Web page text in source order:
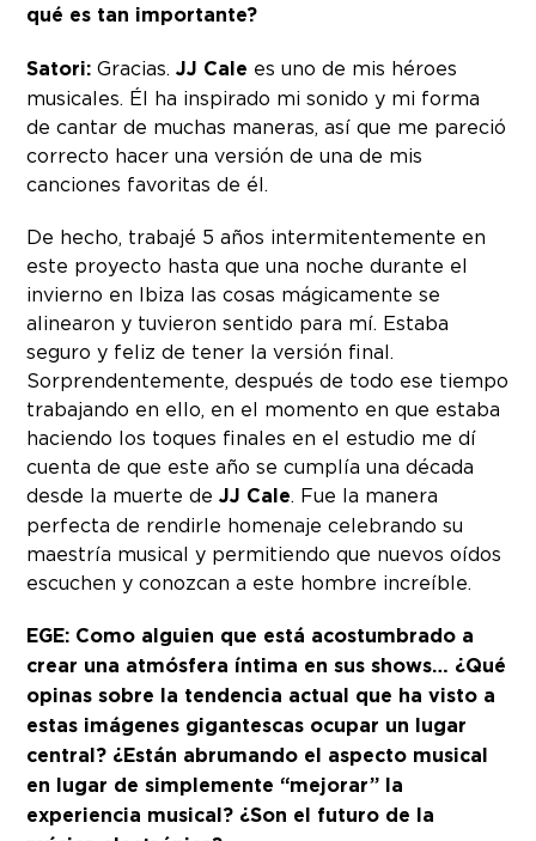
qué es tan importante?
Satori: Gracias.JJ Cale es uno de mis héroes
musicales. Él ha inspirado mi sonido y mi forma
de cantar de muchas maneras, así que me pareció
correcto hacer una versión de una de mis
canciones favoritas de él.
De hecho, trabajé 5 años intermitentemente en
este proyecto hasta que una noche durante el
invierno en Ibiza las cosas mágicamente se
alinearon y tuvieron sentido para mí. Estaba
seguro y feliz de tener la versión final.
Sorprendentemente, después de todo ese tiempo
trabajando en ello, en el momento en que estaba
haciendo los toques finales en el estudio me dí
cuenta de que este año se cumplía una década
desde la muerte deJJ Cale. Fue la manera
perfecta de rendirle homenaje celebrando su
maestría musical y permitiendo que nuevos oídos
escuchen y conozcan a este hombre increíble.
EGE: Como alguien que está acostumbrado a
crear una atmósfera íntima en sus shows… ¿Qué
opinas sobre la tendencia actual que ha visto a
estas imágenes gigantescas ocupar un lugar
central? ¿Están abrumando el aspecto musical
en lugar de simplemente “mejorar” la
experiencia musical? ¿Son el futuro de la